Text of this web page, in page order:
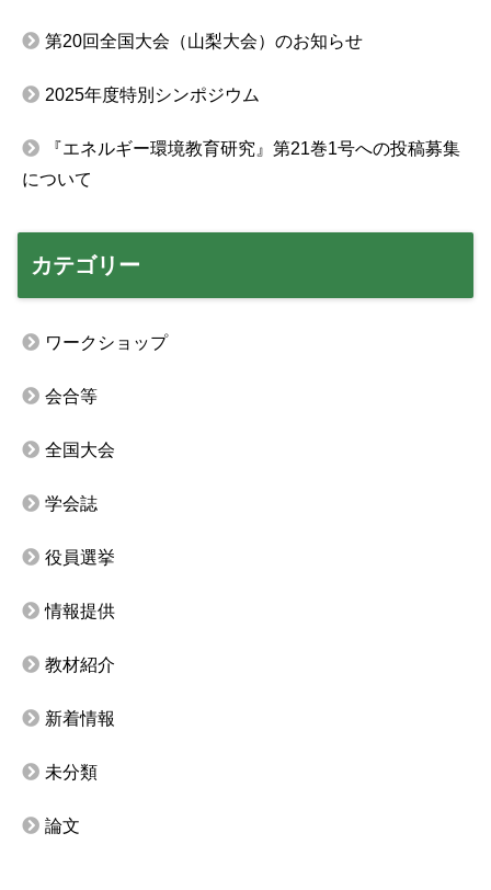
第20回全国大会（山梨大会）のお知らせ
2025年度特別シンポジウム
『エネルギー環境教育研究』第21巻1号への投稿募集
について
カテゴリー
ワークショップ
会合等
全国大会
学会誌
役員選挙
情報提供
教材紹介
新着情報
未分類
論文